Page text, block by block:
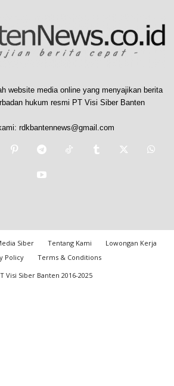
website media online yang menyajikan berita
hukum resmi PT Visi Siber Banten
rdkbantennews@gmail.com
Siber Tentang Kami
Lowongan Kerja
Policy
Terms & Conditions
Visi Siber Banten 2016-2025